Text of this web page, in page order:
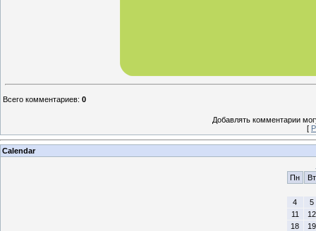
Всего комментариев: 0
Добавлять комментарии
[
Calendar
Пн
Вт
4
5
11
12
18
19